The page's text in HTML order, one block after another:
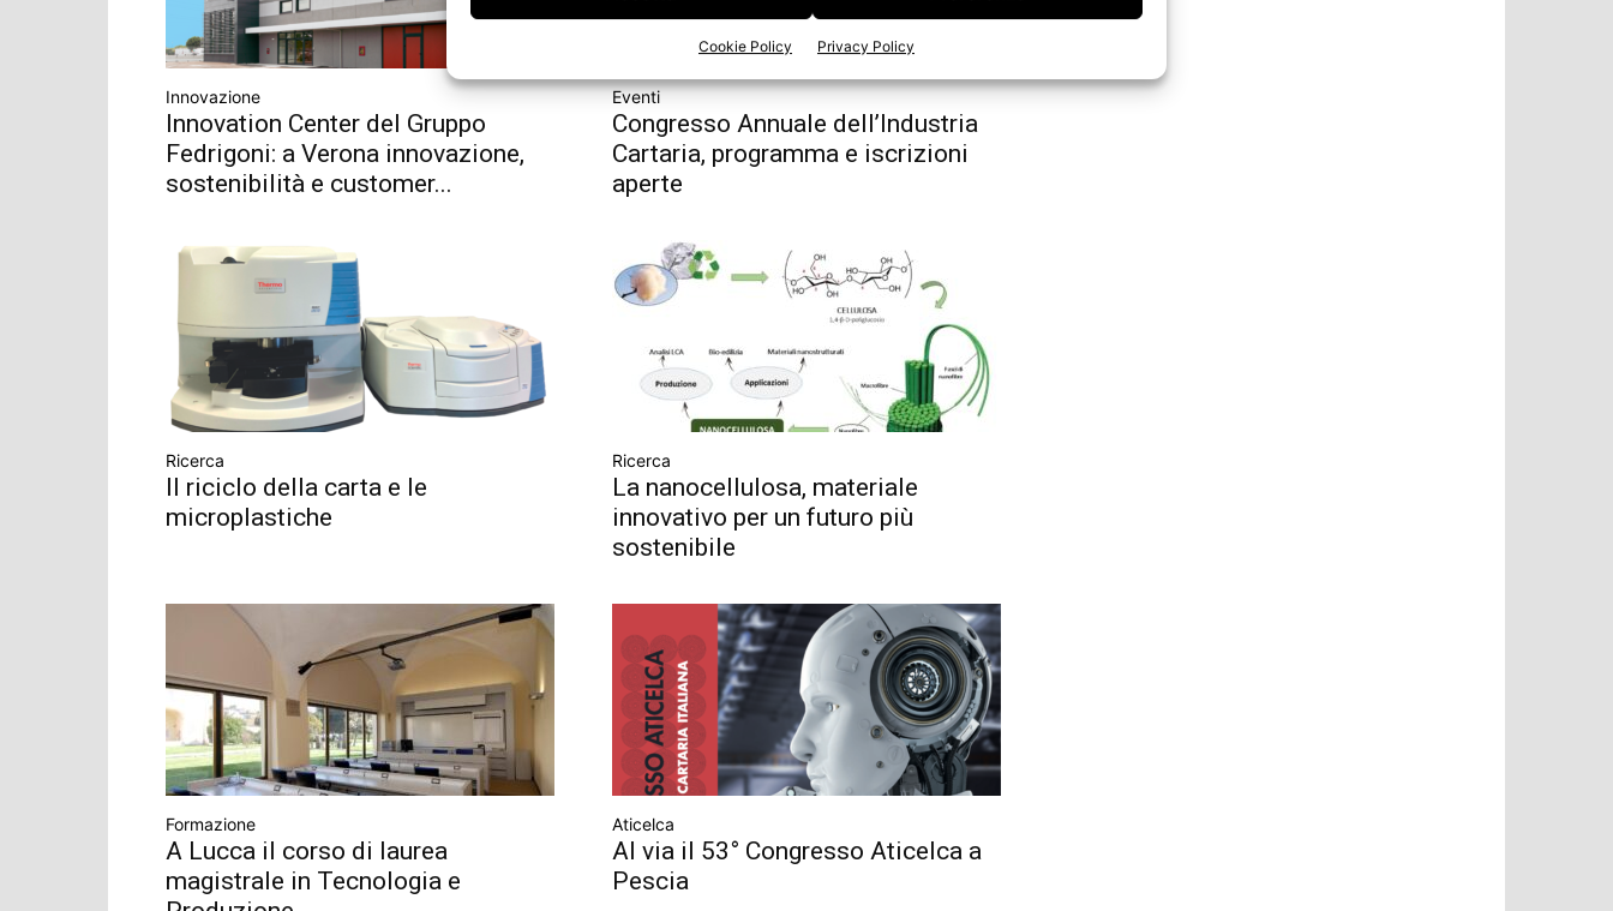
Cookie Policy Privacy Policy
Innovazione
Innovation Center del Gruppo
Fedrigoni: a Verona innovazione,
sostenibilità e customer...
Eventi
Congresso Annuale dell’Industria
Cartaria, programma e iscrizioni
aperte
Ricerca
Il riciclo della carta e le
microplastiche
Ricerca
La nanocellulosa, materiale
innovativo per un futuro più
sostenibile
Formazione
A Lucca il corso di laurea
magistrale in Tecnologia e
Aticelca
Al via il 53° Congresso Aticelca a
Pescia